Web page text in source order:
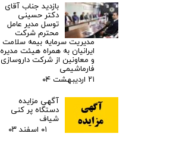
بازدید جناب آقای
دکتر حسینی
توسل مدیر عامل
محترم شرکت
مدیریت سرمایه بیمه سلامت
ایرانیان به همراه هیئت مدیره
و معاونین از شرکت داروسازی
فارماشیمی
۲۱ اردیبهشت ۰۴
آگهی مزایده
دستگاه پر کنی
شیاف
۰۱ اسفند ۰۳